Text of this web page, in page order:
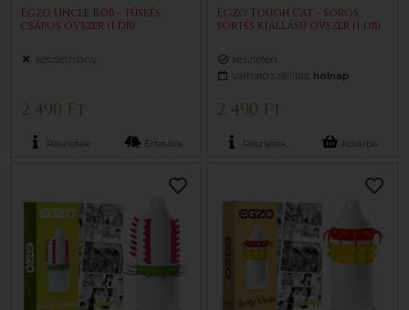
Egzo Uncle Bob - tüskés,
csápos óvszer (1 db)
készlethiány
2 490 Ft
Részletek Értesítés
Egzo Tough Cat - soros,
sörtés kiállású óvszer (1 db)
készleten
várható szállítás: holnap
2 490 Ft
Részletek Kosárba